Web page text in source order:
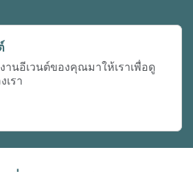
านอีเวนต์ของคุณมาให้เราเพื่อดู
เรา